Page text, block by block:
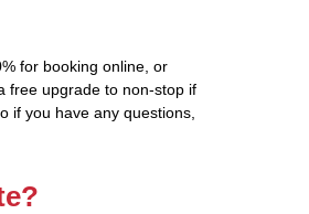
for booking online, or
free upgrade to non-stop if
if you have any questions,